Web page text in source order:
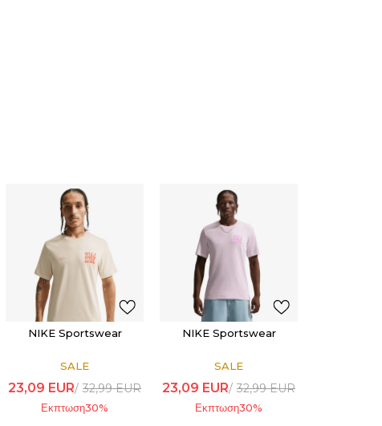
NIKE Sportswear
SALE
23,09 EUR 32,99EUR
Εκπτωση30%
NIKE Sportswear
SALE
23,09 EUR 32,99EUR
Εκπτωση30%